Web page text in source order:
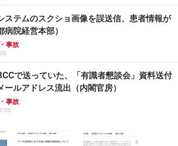
ステムのスクショ画像を誤送信、患者情報が
院経営本部）
事故
で送っていた、「有識者懇談会」資料送付
ールアドレス流出（内閣官房）
事故